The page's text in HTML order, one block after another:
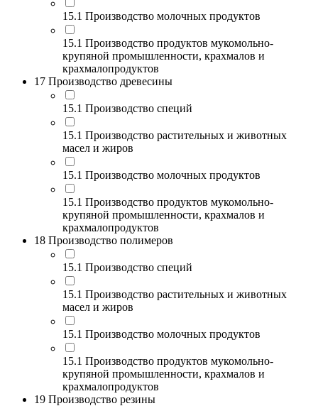
15.1 Производство молочных продуктов
15.1 Производство продуктов мукомольно-
крупяной промышленности, крахмалов и
крахмалопродуктов
17 Производство древесины
15.1 Производство специй
15.1 Производство растительных и животных
масел и жиров
15.1 Производство молочных продуктов
15.1 Производство продуктов мукомольно-
крупяной промышленности, крахмалов и
крахмалопродуктов
18 Производство полимеров
15.1 Производство специй
15.1 Производство растительных и животных
масел и жиров
15.1 Производство молочных продуктов
15.1 Производство продуктов мукомольно-
крупяной промышленности, крахмалов и
крахмалопродуктов
19 Производство резины